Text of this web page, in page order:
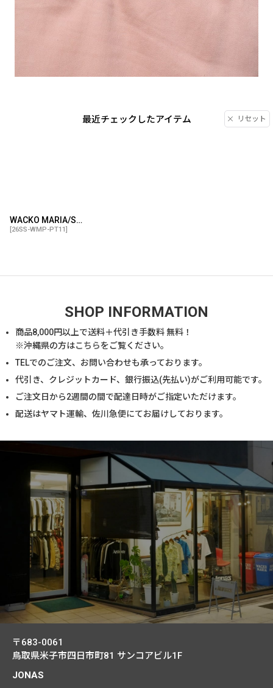
最近チェックしたアイテム リセット
WACKO MARIA/SOLBIATI / DOUBLE PLEATED SHORT TROUSERS（PINK）［ツータックチノショーツ-26春夏］
[26SS-WMP-PT11]
SHOP INFORMATION
商品8,000円以上で送料＋代引き手数料 無料！
※沖縄県の方はこちらをご覧ください。
TELでのご注文、お問い合わせも承っております。
代引き、クレジットカード、銀行振込(先払い)がご利用可能です。
ご注文日から2週間の間で配達日時がご指定いただけます。
配送はヤマト運輸、佐川急便にてお届けしております。
〒683-0061
鳥取県米子市四日市町81 サンコアビル1F
JONAS